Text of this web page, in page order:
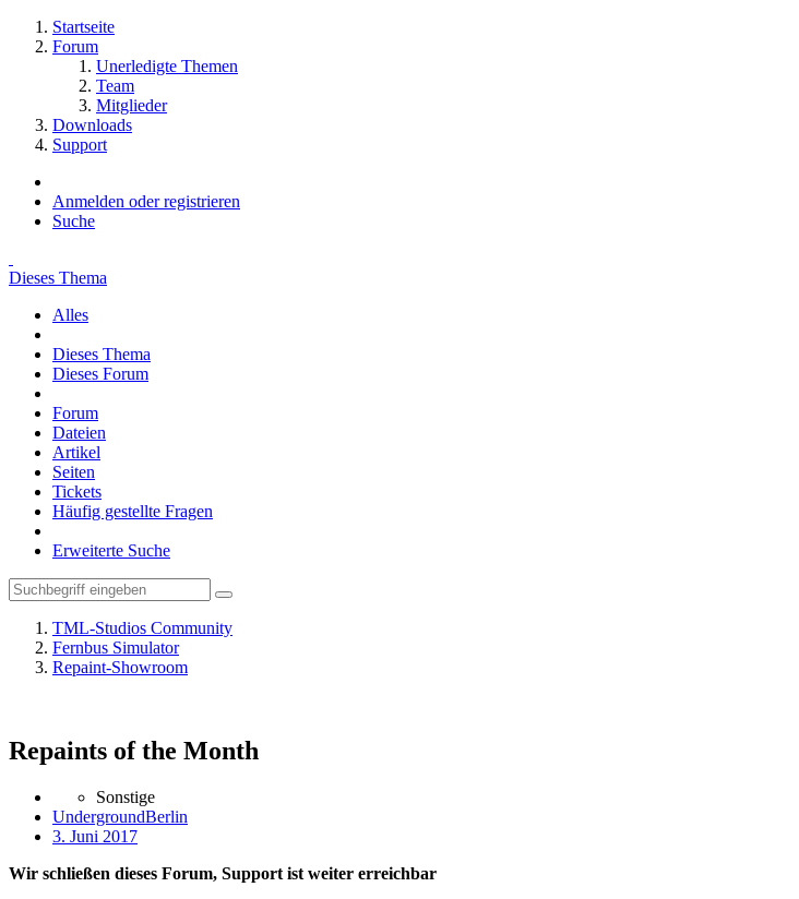
Startseite
Forum
Unerledigte Themen
Team
Mitglieder
Downloads
Support
Anmelden oder registrieren
Suche
Dieses Thema
Alles
Dieses Thema
Dieses Forum
Forum
Dateien
Artikel
Seiten
Tickets
Häufig gestellte Fragen
Erweiterte Suche
TML-Studios Community
Fernbus Simulator
Repaint-Showroom
Repaints of the Month
Sonstige
UndergroundBerlin
3. Juni 2017
Wir schließen dieses Forum, Support ist weiter erreichbar